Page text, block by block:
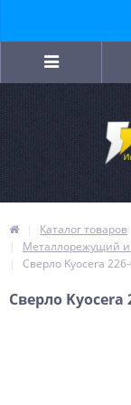
Каталог товаров
Металлорежущий
Сверло Kyocera
Сверло Kyocera